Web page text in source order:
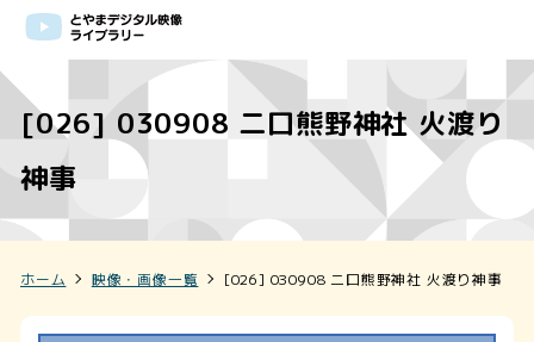
[026] 030908 二口熊野神社 火渡り
神事
ホーム 映像・画像一覧 [026] 030908 二口熊野神社 火渡り神事